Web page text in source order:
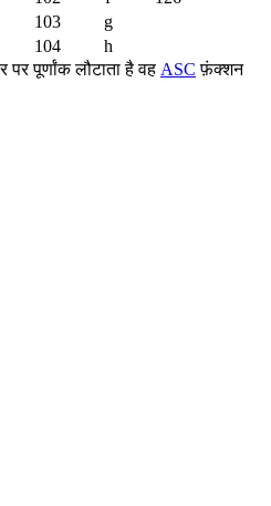
103
g
104
h
पूर्णांक लौटाता है वह ASC फ़ंक्शन